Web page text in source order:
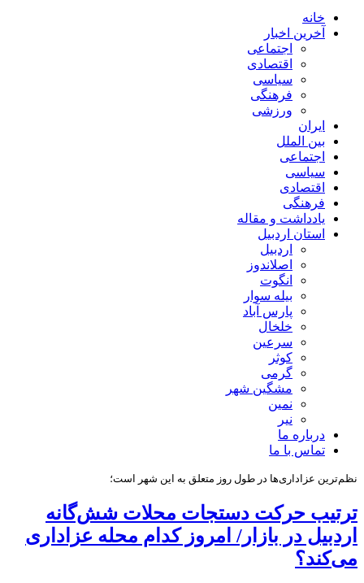
خانه
آخرین اخبار
اجتماعی
اقتصادی
سیاسی
فرهنگی
ورزشی
ایران
بین الملل
اجتماعی
سیاسی
اقتصادی
فرهنگی
یادداشت و مقاله
استان اردبیل
اردبیل
اصلاندوز
انگوت
بیله سوار
پارس آباد
خلخال
سرعین
کوثر
گرمی
مشگین شهر
نمین
نیر
درباره ما
تماس با ما
نظم‌ترین عزاداری‌ها در طول روز متعلق به این شهر است؛
ترتیب حرکت دستجات محلات شش‌گانه
اردبیل در بازار/ امروز کدام محله عزاداری
می‌کند؟